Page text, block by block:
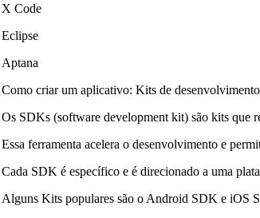
X Code
Eclipse
Aptana
Como criar um aplicativo: Kits de
Os SDKs (software development kit) são kits que
Essa ferramenta acelera o desenvolvimento e
Cada SDK é específico e é direcionado a uma
Alguns Kits populares são o Android SDK e iOS